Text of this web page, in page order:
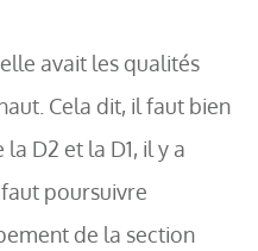
avait les qualités
Cela dit, il faut bien
D2 et la D1, il y a
poursuivre
de la section